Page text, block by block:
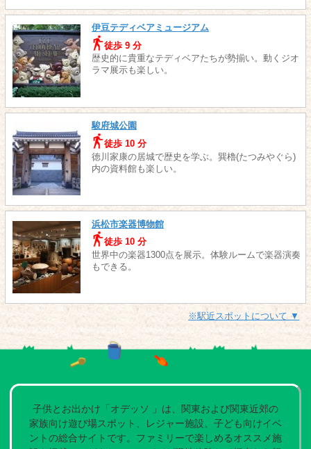
伊豆テディベアミュージアム
徒歩 9 分
歴史的に貴重なテディベアたちが勢揃い。動くジオ
ラマ展示も楽しい。
駿府城公園
徒歩 10 分
徳川家康の居城で歴史を学ぶ。巽櫓(たつみやぐら)
内の資料館も楽しい。
浜松市楽器博物館
徒歩 10 分
世界中の楽器1300点を展示。体験ルームで楽器演奏
もできる。
※駅近スポットについて ▼
子供とお出かけ「オデッソ 」は、関東および関東近郊の
家族向け遊び場スポット、レジャー施設、子ども向けイベ
ントの総合サイトです。ファミリーで楽しめるオススメ施